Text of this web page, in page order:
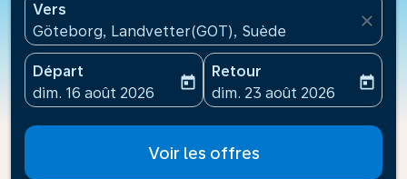
Vers
Göteborg, Landvetter(GOT), Suède
close
Départ
fc-booking-departure-date-aria-label
dim. 16 août 2026
today
Retour
fc-booking-return-date-
dim. 23 août 2026
today
Voir les offres